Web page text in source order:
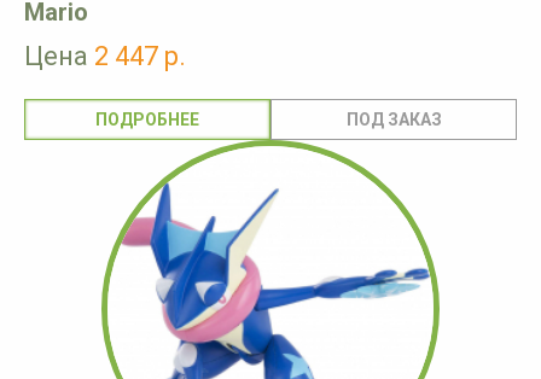
Mario
Цена 2 447 р.
ПОДРОБНЕЕ